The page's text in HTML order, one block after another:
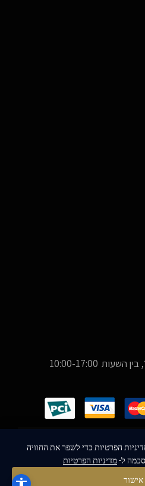
10:00-17:00
ICE Sneakers© 2026הפרטיות כדי לשפר את החוויה
ל-מדיניות הפרטיות
אישור